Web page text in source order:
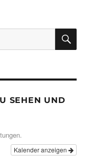
SEHEN UND
Kalender anzeigen